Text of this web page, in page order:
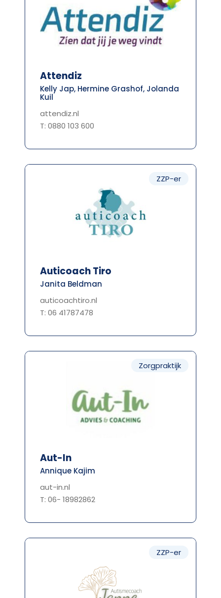
Attendiz
Kelly Jap, Hermine Grashof, Jolanda
Kuil
attendiz.nl
T: 0880 103 600
ZZP-er
Auticoach Tiro
Janita Beldman
auticoachtiro.nl
T: 06 41787478
Zorgpraktijk
Aut-In
Annique Kajim
aut-in.nl
T: 06- 18982862
ZZP-er